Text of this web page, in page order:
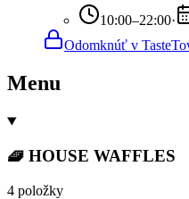
10:00–22:00·
Odomknúť v
Menu
🧇 HOUSE WAFFLES
4 položky